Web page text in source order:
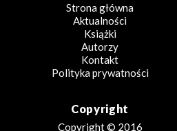
Strona główna
Aktualności
Książki
Autorzy
Kontakt
Polityka prywatności
Copyright
Copyright © 2016